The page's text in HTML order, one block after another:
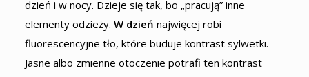
dzień i w nocy. Dzieje się tak, bo „pracują” inne
elementy odzieży. W dzień najwięcej robi
fluorescencyjne tło, które buduje kontrast sylwetki.
Jasne albo zmienne otoczenie potrafi ten kontrast